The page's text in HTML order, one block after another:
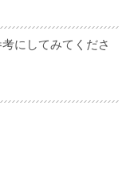
にしてみてくださ